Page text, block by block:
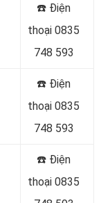
☎️ Điện
thoại 0835
748 593
☎️ Điện
thoại 0835
748 593
☎️ Điện
thoại 0835